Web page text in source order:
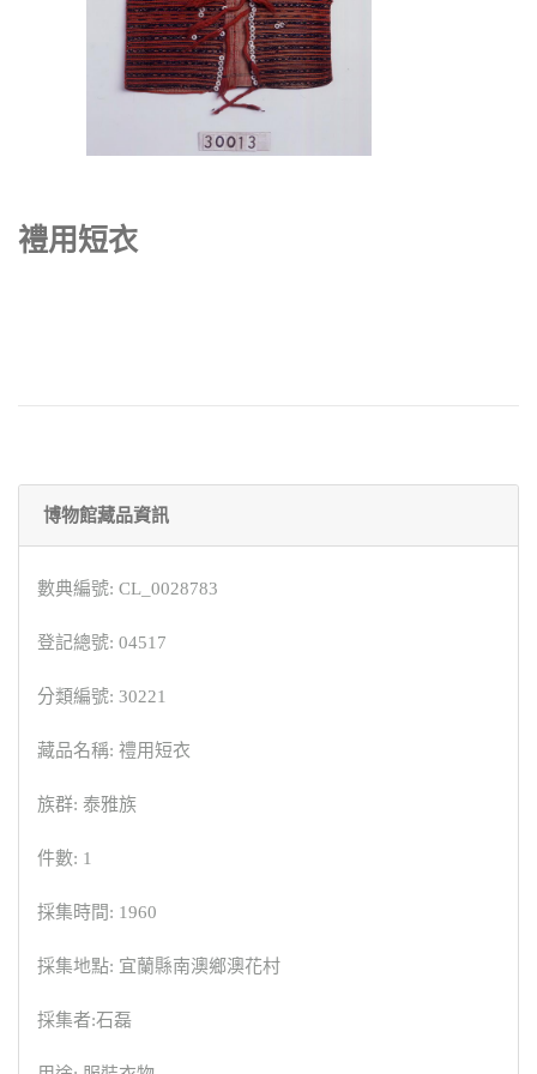
禮用短衣
博物館藏品資訊
數典編號: CL_0028783
登記總號: 04517
分類編號: 30221
藏品名稱: 禮用短衣
族群: 泰雅族
件數: 1
採集時間: 1960
採集地點: 宜蘭縣南澳鄉澳花村
採集者:石磊